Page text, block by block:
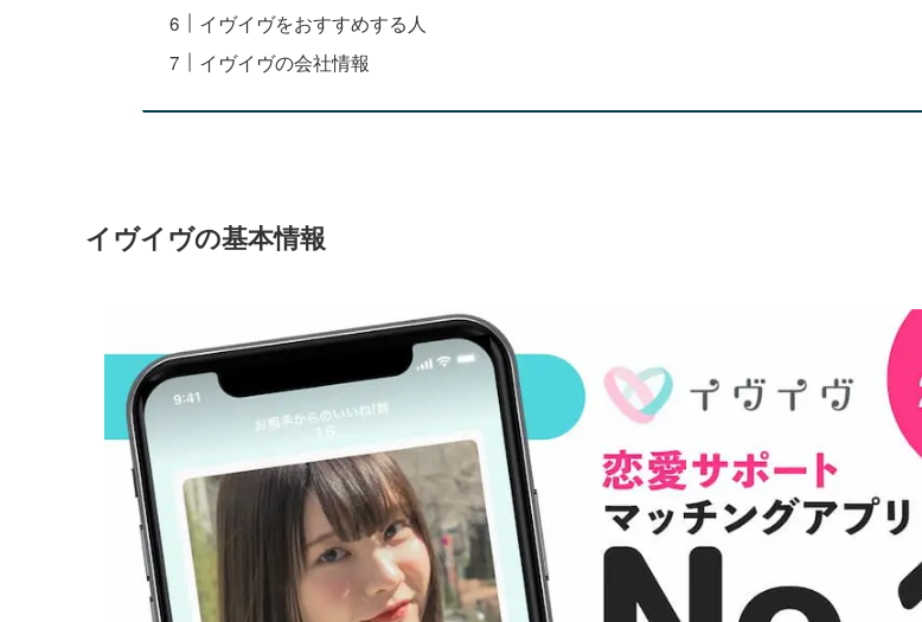
イヴイヴをおすすめする人
イヴイヴの会社情報
イヴイヴの基本情報